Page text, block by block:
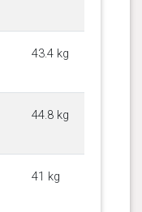
43.4 kg
44.8 kg
41 kg